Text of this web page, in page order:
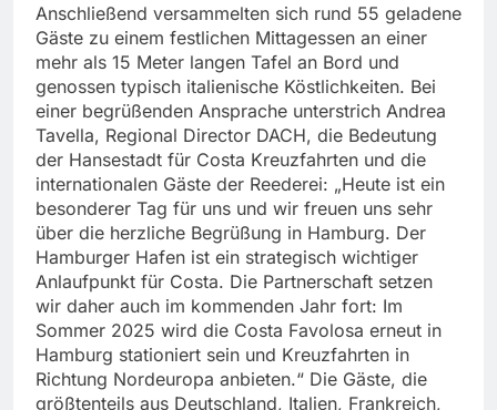
Anschließend versammelten sich rund 55 geladene
Gäste zu einem festlichen Mittagessen an einer
mehr als 15 Meter langen Tafel an Bord und
genossen typisch italienische Köstlichkeiten. Bei
einer begrüßenden Ansprache unterstrich Andrea
Tavella, Regional Director DACH, die Bedeutung
der Hansestadt für Costa Kreuzfahrten und die
internationalen Gäste der Reederei: „Heute ist ein
besonderer Tag für uns und wir freuen uns sehr
über die herzliche Begrüßung in Hamburg. Der
Hamburger Hafen ist ein strategisch wichtiger
Anlaufpunkt für Costa. Die Partnerschaft setzen
wir daher auch im kommenden Jahr fort: Im
Sommer 2025 wird die Costa Favolosa erneut in
Hamburg stationiert sein und Kreuzfahrten in
Richtung Nordeuropa anbieten.“ Die Gäste, die
größtenteils aus Deutschland, Italien, Frankreich,